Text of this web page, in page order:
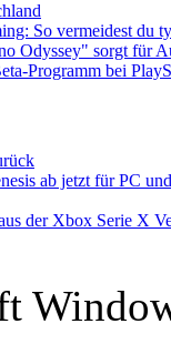
So vermeidest du
Odyssey" sorgt für
Programm bei
ab jetzt für PC
der Xbox Serie X